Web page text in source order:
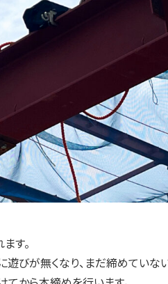
す。
びが無くなり、まだ締めてい